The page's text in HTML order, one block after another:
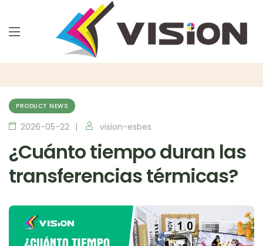
PRODUCT NEWS
2026-05-22 vision-esbes
¿Cuánto tiempo duran las
transferencias térmicas?